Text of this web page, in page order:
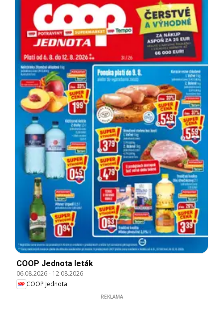
COOP Jednota leták
06.08.2026- 12.08.2026
COOP Jednota
REKLAMA